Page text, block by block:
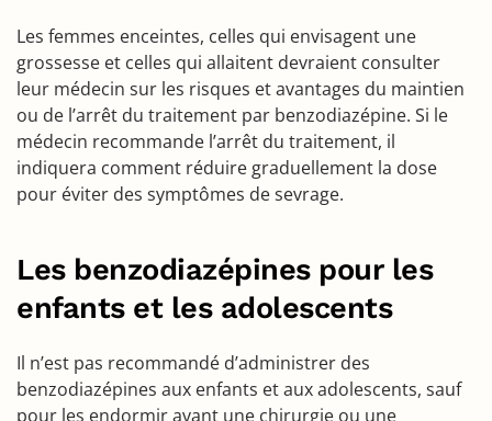
Les femmes enceintes, celles qui envisagent une
grossesse et celles qui allaitent devraient consulter
leur médecin sur les risques et avantages du maintien
ou de l’arrêt du traitement par benzodiazépine. Si le
médecin recommande l’arrêt du traitement, il
indiquera comment réduire graduellement la dose
pour éviter des symptômes de sevrage.
Les benzodiazépines pour les
enfants et les adolescents
Il n’est pas recommandé d’administrer des
benzodiazépines aux enfants et aux adolescents, sauf
pour les endormir avant une chirurgie ou une